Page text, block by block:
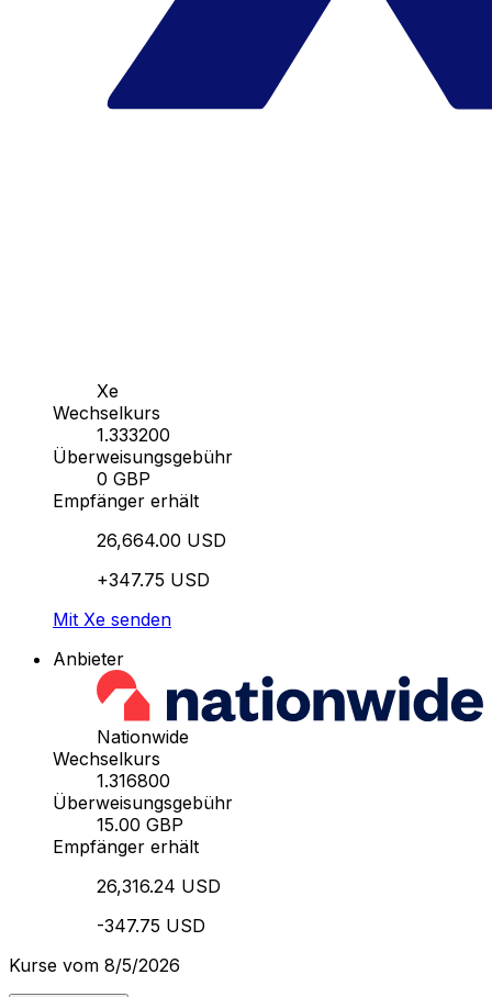
Xe
Wechselkurs
1.333200
Überweisungsgebühr
0 GBP
Empfänger erhält
26,664.00 USD
+347.75 USD
Mit Xe senden
Anbieter
Nationwide
Wechselkurs
1.316800
Überweisungsgebühr
15.00 GBP
Empfänger erhält
26,316.24 USD
-347.75 USD
Kurse vom 8/5/2026